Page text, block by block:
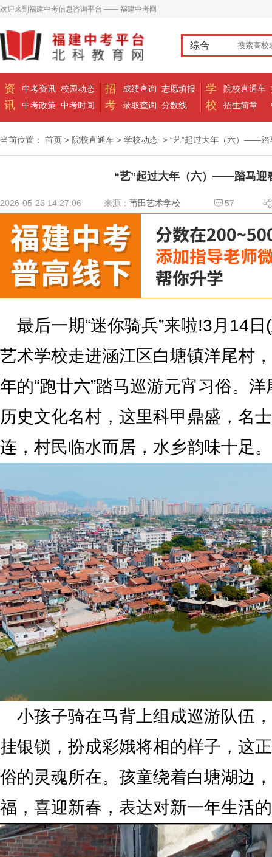
欢迎来到福建中考信息咨询平台 —— 福建中考网
综合
资
讯
中考资讯
中考政策
校园动态
中考时间
招
考
成绩查询
录取查询
志愿填报
分数线
学
校
院校直通车
招生简章
当前位置： 首页 > 院校直通车 > 学校动态 > “艺”起过大年（六）——踏
“艺”起过大年（六）——踏马迎
2026-05-26 14:27:06 来源： 莆田艺术学校 57
最后一期“迷你骑兵”来啦!3月14
艺术学校走进涵江区白塘镇洋尾村
年的“跑廿六”踏马巡游元宵习俗。
历史文化名村，这里科甲鼎盛，名
连，村民临水而居，水乡韵味十足。
小孩子骑在马背上组成巡游队伍
挂银锁，扮成彩娥将相的样子，这
俗的灵魂所在。孩童绕着白塘湖边
福，喜迎新春，表达对新一年生活